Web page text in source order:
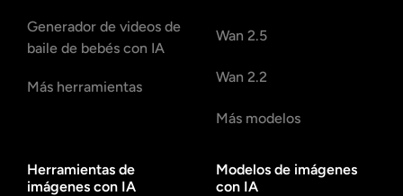
Generador de videos de
baile de bebés con IA
Más herramientas
Wan 2.5
Wan 2.2
Más modelos
Herramientas de
imágenes con IA
Modelos de imágenes
con IA